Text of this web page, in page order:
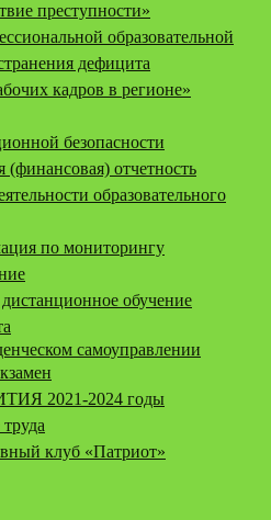
преступности»
образовательной
дефицита
кадров в регионе»
безопасности
(финансовая) отчетность
образовательного
по мониторингу
обучение
самоуправлении
2021-2024 годы
клуб «Патриот»